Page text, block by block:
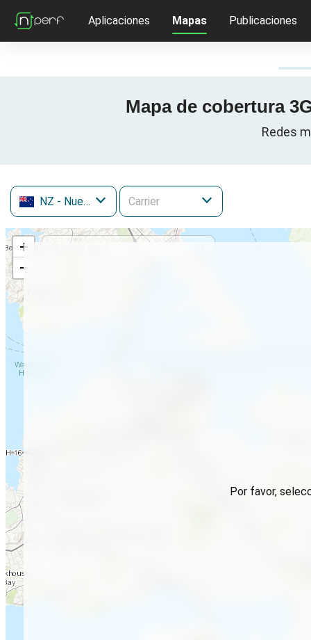
Aplicaciones Mapas Publicaciones
Mapa de cobertura
Redes
NZ - Nueva Zelanda
+
−
Por favor,